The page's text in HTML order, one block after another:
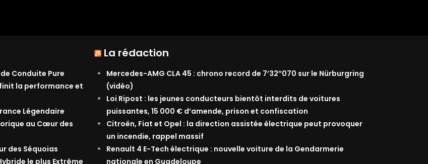
Conduite Pure
la performance et
Légendaire
au Cœur des
des Séquoias
le plus Extrême
La rédaction
Mercedes-AMG CLA 45 : chrono record de 7’32″070 sur le Nürburgring
(vidéo)
Loi Ripost : les jeunes conducteurs bientôt interdits de voitures
puissantes, 15 000 € d’amende, prison et confiscation
Citroën, Fiat et Opel : la direction assistée électrique peut provoquer
un incendie, rappel massif
Renault 4 E-Tech électrique : nouvelle voiture de la Gendarmerie
nationale en Guadeloupe